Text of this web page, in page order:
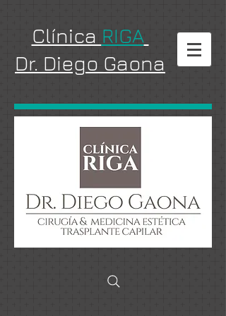
Clínica RIGA
Dr. Diego Gaona